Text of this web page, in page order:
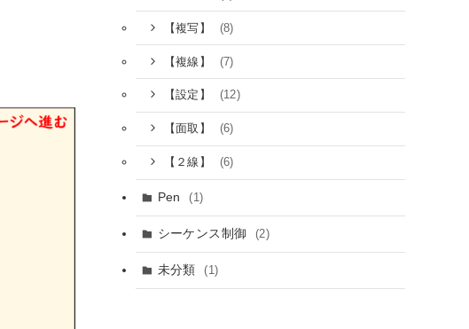
【複写】 (8)
【複線】 (7)
【設定】 (12)
【面取】 (6)
【２線】 (6)
Pen (1)
シーケンス制御 (2)
未分類 (1)